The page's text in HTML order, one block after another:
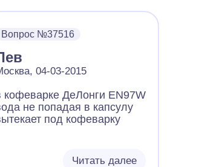
Вопрос №37516
04-03-2015
кофеварке ДеЛонги EN97W
не попадая в капсулу
под кофеварку
Читать далее